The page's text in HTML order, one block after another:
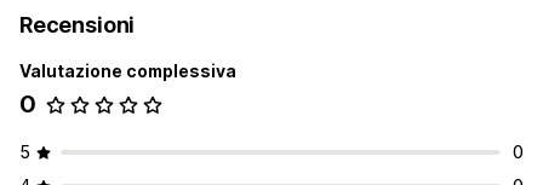
Recensioni
Valutazione complessiva
0
5
0